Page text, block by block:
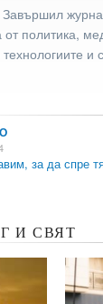
Завършил
от политика,
технологиите и
за да спре
И СВЯТ